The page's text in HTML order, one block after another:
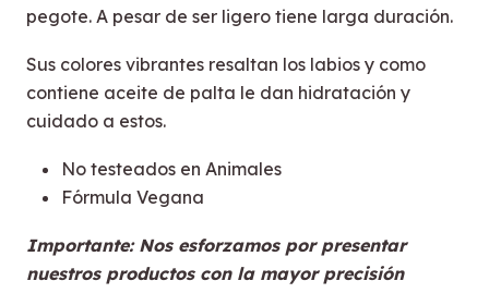
pegote. A pesar de ser ligero tiene larga duración.
Sus colores vibrantes resaltan los labios y como
contiene aceite de palta le dan hidratación y
cuidado a estos.
No testeados en Animales
Fórmula Vegana
Importante: Nos esforzamos por presentar
nuestros productos con la mayor precisión